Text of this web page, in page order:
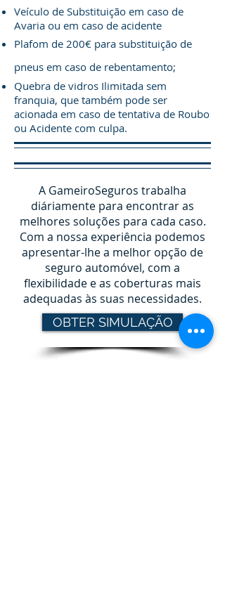
Veículo de Substituição em caso de
Avaria ou em caso de acidente
Plafom de 200€ para substituição de
pneus em caso de rebentamento;
Quebra de vidros Ilimitada sem
franquia, que também pode ser
acionada em caso de tentativa de Roubo
ou Acidente com culpa.
A GameiroSeguros trabalha
diáriamente para encontrar as
melhores soluções para cada caso.
Com a nossa experiência podemos
apresentar-lhe a melhor opção de
seguro automóvel, com a
flexibilidade e as coberturas mais
adequadas às suas necessidades.
OBTER SIMULAÇÃO